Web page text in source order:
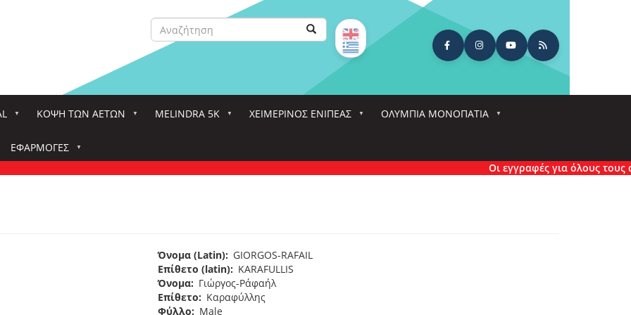
Search
Αναζήτηση Αναζήτηση
ΚΌΨΗ ΤΩΝ ΑΕΤΏΝ MELINDRA 5K ΧΕΙΜΕΡΙΝΟΣ ΕΝΙΠΕΑΣ ΟΛΎΜΠΙΑ ΜΟΝΟΠΆΤΙΑ
ΕΦΑΡΜΟΓΈΣ
Οι εγγραφές για όλους τους
Όνομα (Latin)
GIORGOS-RAFAIL
Επίθετο (latin)
KARAFULLIS
Όνομα
Γιώργος-Ράφαήλ
Επίθετο
Καραφύλλης
Φύλλο
Male